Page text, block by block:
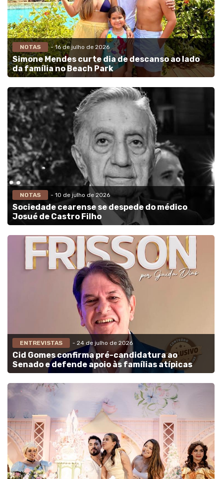
NOTAS - 16 de julho de 2026
Simone Mendes curte dia de descanso ao lado
da família no Beach Park
NOTAS - 10 de julho de 2026
Sociedade cearense se despede do médico
Josué de Castro Filho
ENTREVISTAS - 24 de julho de 2026
Cid Gomes confirma pré-candidatura ao
Senado e defende apoio às famílias atípicas